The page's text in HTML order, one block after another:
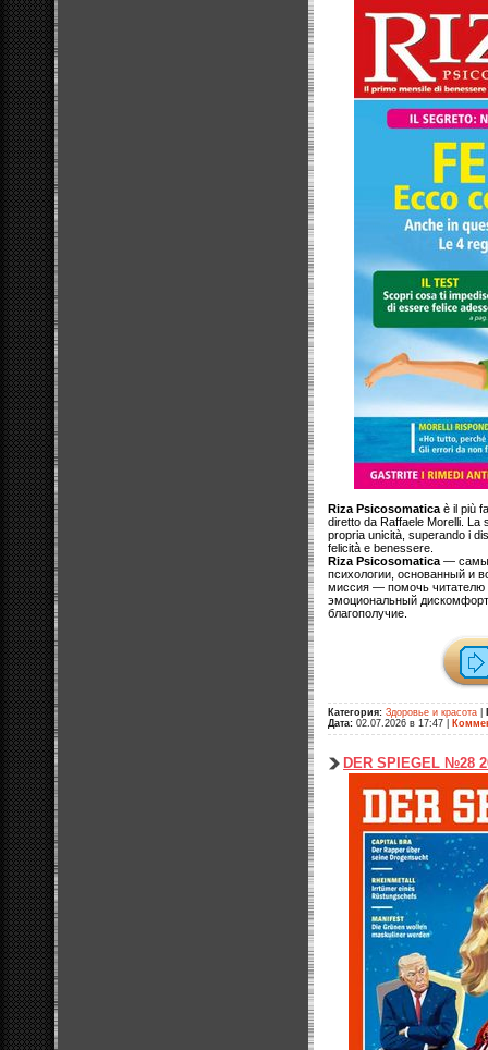
Riza Psicosomatica è il più
diretto da Raffaele Morelli. La
propria unicità, superando i
felicità e benessere.
Riza Psicosomatica —
психологии, основанный и
миссия — помочь читателю
эмоциональный
благополучие.
Категория: Здоровье и красота
Дата: 02.07.2026 в 17:47
DER SPIEGEL №28